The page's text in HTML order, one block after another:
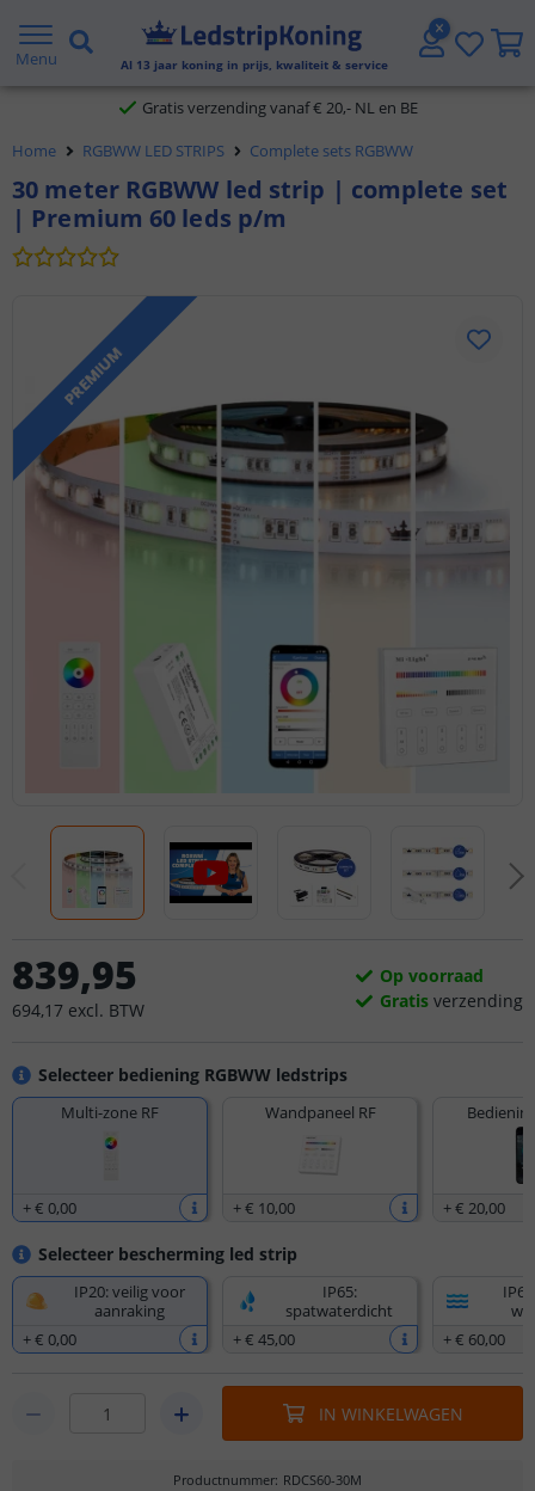
Menu Al 13 jaar koning in prijs, kwaliteit & service
5 jaar garantie
Gratis verzending vanaf € 20,- NL en BE
Klantbeoordeling 9.1
Voor 23:45 uur besteld,
Home RGBWW LED STRIPS Complete sets RGBWW
30 meter RGBWW led strip | complete set
| Premium 60 leds p/m
PREMIUM
Selecteer bediening RGBWW ledstrips
Multi-zone RF
+€ 0,00
Wandpaneel RF
+€ 10,00 +€ 20,00
Selecteer bescherming led strip
IP20: veilig voor
aanraking
+€ 0,00
IP65:
spatwaterdicht
+€ 45,00
+€ 60,00
839,95
694,17 excl. BTW
Op voorraad
Gratis verzending
IN WINKELWAGEN
Productnummer: RDCS60-30M